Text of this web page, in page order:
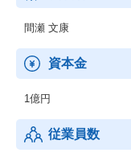
び CSVの支援を行っ
：プロセスプラント
ンフラ関係事業者向け
運用支援を通してお客
■千代田化工建設向け
：千代田化工建設グ
間瀬 文康
資本金
1億円
従業員数